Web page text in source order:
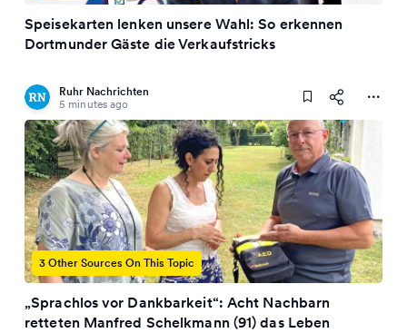
Speisekarten lenken unsere Wahl: So erkennen
Dortmunder Gäste die Verkaufstricks
Ruhr Nachrichten
5 minutes ago
3 Other Sources On This Topic
„Sprachlos vor Dankbarkeit“: Acht Nachbarn
retteten Manfred Schelkmann (91) das Leben